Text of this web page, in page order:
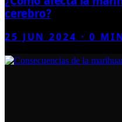
cerebro?
25 JUN 2024 ·0